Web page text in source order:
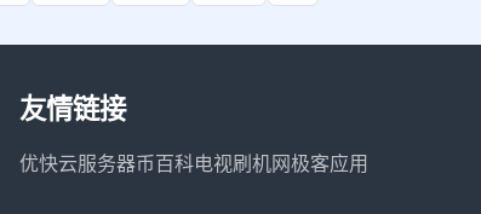
友情链接
优快云服务器币百科电视刷机网极客应用